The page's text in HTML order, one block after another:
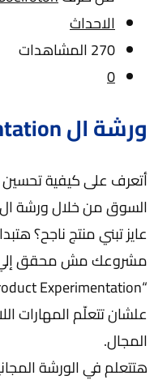
الاحداث
270 المشاهدات
0
ورشة ال Product Experimentation
أتعرف على كيفية
السوق من خلال ورشة ال Product Experimentation
عايز تبني منتج ناجح؟
مشروعك مش محقق إلي
علشان تتعلّم المهارات
المجال.
هتتعلم في الورشة